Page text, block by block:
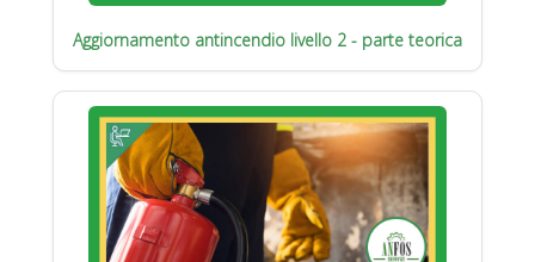
Aggiornamento antincendio livello 2 - parte teorica